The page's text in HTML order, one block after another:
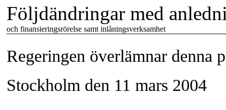
Följdändringar med
och finansieringsrörelse samt inlåningsverksamhet
Regeringen överlämnar denna
Stockholm den 11 mars 2004